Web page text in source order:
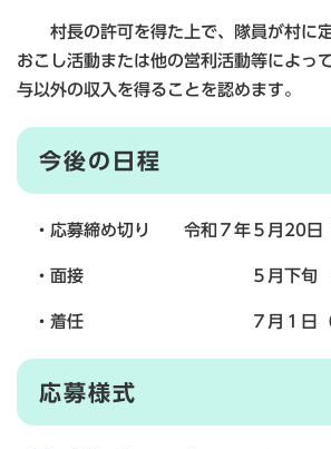
村長の許可を得た上で、隊員が村に
おこし活動または他の営利活動等によっ
与以外の収入を得ることを認めます。
今後の日程
・応募締め切り 令和７年５月20日（
・面接 ５月下旬
・着任 ７月１日（火曜
応募様式